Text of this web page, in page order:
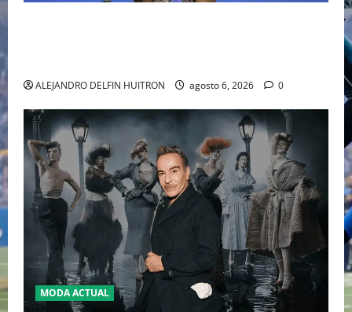
ALEJANDRO DELFIN HUITRON agosto 6, 2026 0
MODA ACTUAL